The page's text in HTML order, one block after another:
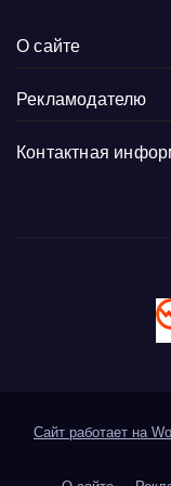
О сайте
Рекламодателю
Контактная
Сайт работает на